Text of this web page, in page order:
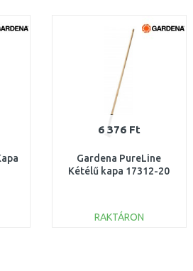
Összehasonlítás
6 376 Ft
Gardena PureLine
Kétélű kapa 17312-20
RAKTÁRON